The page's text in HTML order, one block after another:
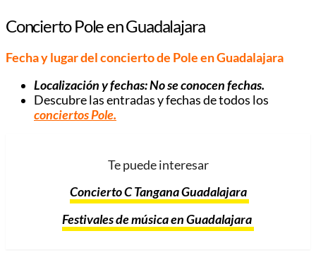
Concierto Pole en Guadalajara
Fecha y lugar del concierto de Poleen Guadalajara
Localización y fechas: No se conocen fechas.
Descubre las entradas y fechas de todos los
conciertos Pole.
Te puede interesar
Concierto C Tangana Guadalajara
Festivales de música en Guadalajara